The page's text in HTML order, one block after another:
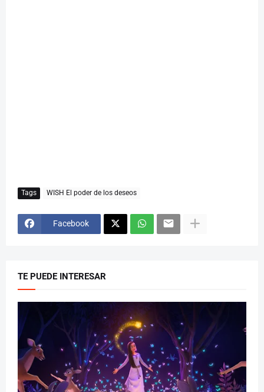
Tags WISH El poder de los deseos
Facebook
TE PUEDE INTERESAR